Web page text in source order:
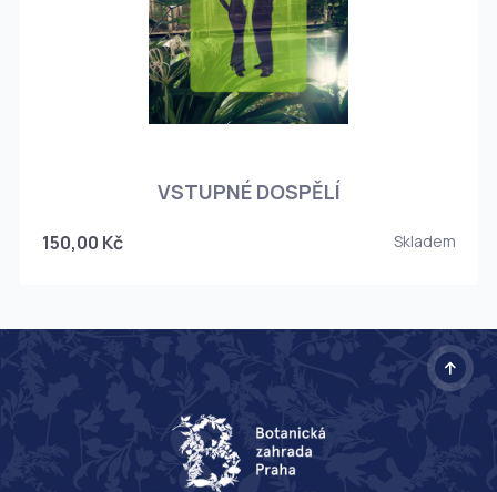
VSTUPNÉ DOSPĚLÍ
150,00 Kč Skladem